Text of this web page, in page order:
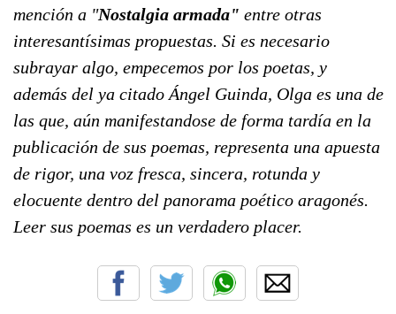
mención a "Nostalgia armada" entre otras
interesantísimas propuestas. Si es necesario
subrayar algo, empecemos por los poetas, y
además del ya citado Ángel Guinda, Olga es una de
las que, aún manifestandose de forma tardía en la
publicación de sus poemas, representa una apuesta
de rigor, una voz fresca, sincera, rotunda y
elocuente dentro del panorama poético aragonés.
Leer sus poemas es un verdadero placer.